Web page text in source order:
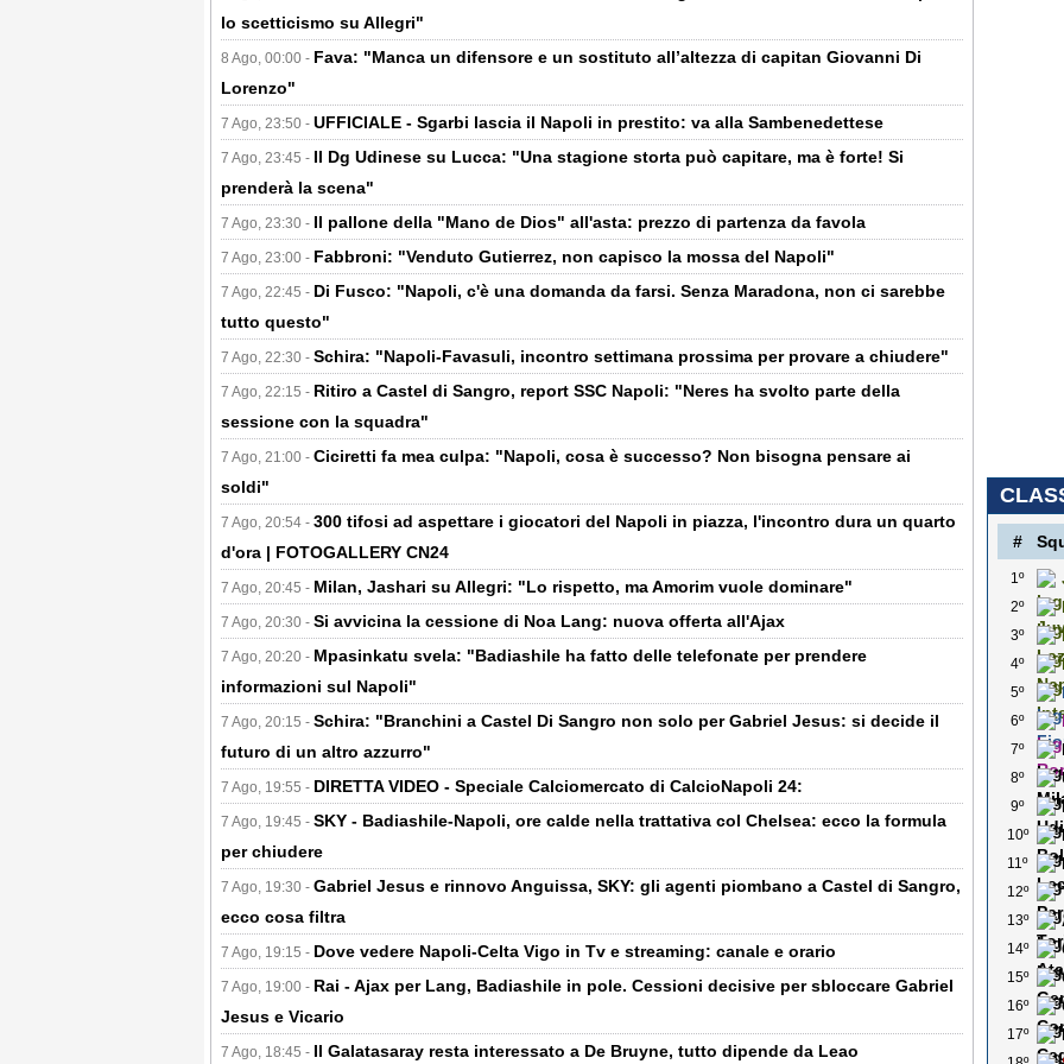
lo scetticismo su Allegri"
8 Ago, 00:00 - Fava: "Manca un difensore e un sostituto all’altezza di capitan Giovanni Di
Lorenzo"
7 Ago, 23:50 - UFFICIALE - Sgarbi lascia il Napoli in prestito: va alla Sambenedettese
7 Ago, 23:45 - Il Dg Udinese su Lucca: "Una stagione storta può capitare, ma è forte! Si
prenderà la scena"
7 Ago, 23:30 - Il pallone della "Mano de Dios" all'asta: prezzo di partenza da favola
7 Ago, 23:00 - Fabbroni: "Venduto Gutierrez, non capisco la mossa del Napoli"
7 Ago, 22:45 - Di Fusco: "Napoli, c'è una domanda da farsi. Senza Maradona, non ci sarebbe
tutto questo"
7 Ago, 22:30 - Schira: "Napoli-Favasuli, incontro settimana prossima per provare a chiudere"
7 Ago, 22:15 - Ritiro a Castel di Sangro, report SSC Napoli: "Neres ha svolto parte della
sessione con la squadra"
7 Ago, 21:00 - Ciciretti fa mea culpa: "Napoli, cosa è successo? Non bisogna pensare ai
soldi"
7 Ago, 20:54 - 300 tifosi ad aspettare i giocatori del Napoli in piazza, l'incontro dura un quarto
d'ora | FOTOGALLERY CN24
7 Ago, 20:45 - Milan, Jashari su Allegri: "Lo rispetto, ma Amorim vuole dominare"
7 Ago, 20:30 - Si avvicina la cessione di Noa Lang: nuova offerta all'Ajax
7 Ago, 20:20 - Mpasinkatu svela: "Badiashile ha fatto delle telefonate per prendere
informazioni sul Napoli"
7 Ago, 20:15 - Schira: "Branchini a Castel Di Sangro non solo per Gabriel Jesus: si decide il
futuro di un altro azzurro"
7 Ago, 19:55 - DIRETTA VIDEO - Speciale Calciomercato di CalcioNapoli 24:
7 Ago, 19:45 - SKY - Badiashile-Napoli, ore calde nella trattativa col Chelsea: ecco la formula
per chiudere
7 Ago, 19:30 - Gabriel Jesus e rinnovo Anguissa, SKY: gli agenti piombano a Castel di Sangro,
ecco cosa filtra
7 Ago, 19:15 - Dove vedere Napoli-Celta Vigo in Tv e streaming: canale e orario
7 Ago, 19:00 - Rai - Ajax per Lang, Badiashile in pole. Cessioni decisive per sbloccare Gabriel
Jesus e Vicario
7 Ago, 18:45 - Il Galatasaray resta interessato a De Bruyne, tutto dipende da Leao
#
1º
2º
3º
4º
5º
6º
7º
8º
9º
10º
11º
12º
13º
14º
15º
16º
17º